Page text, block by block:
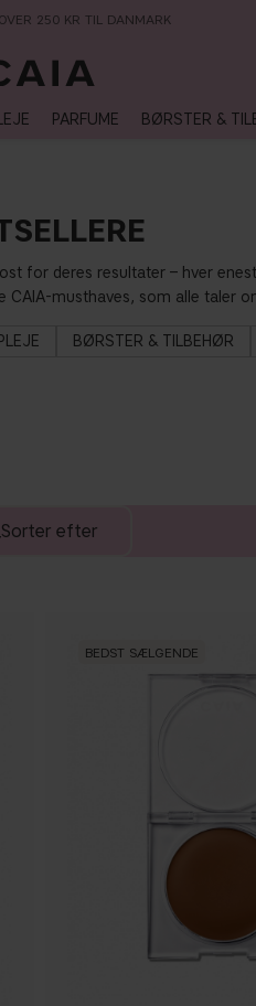
LEVERANSTID
PARFUME BØRSTER &
for deres resultater – hver
CAIA-musthaves, som alle taler
BØRSTER & TILBEHØR
Sorter efter
BEDST SÆLGENDE